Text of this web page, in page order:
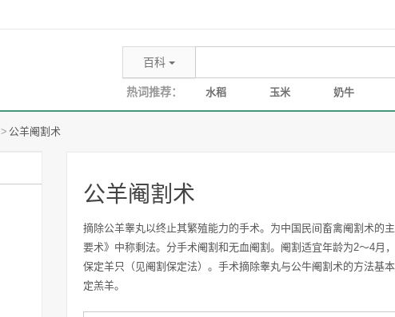
百科
热词推荐： 水稻 玉米 奶牛
> 公羊阉割术
公羊阉割术
摘除公羊睾丸以终止其繁殖能力的手术。为中国民间畜禽阉割术的
要术》中称剩法。分手术阉割和无血阉割。阉割适宜年龄为2～4月
保定羊只（见阉割保定法）。手术摘除睾丸与公牛阉割术的方法基
定羔羊。